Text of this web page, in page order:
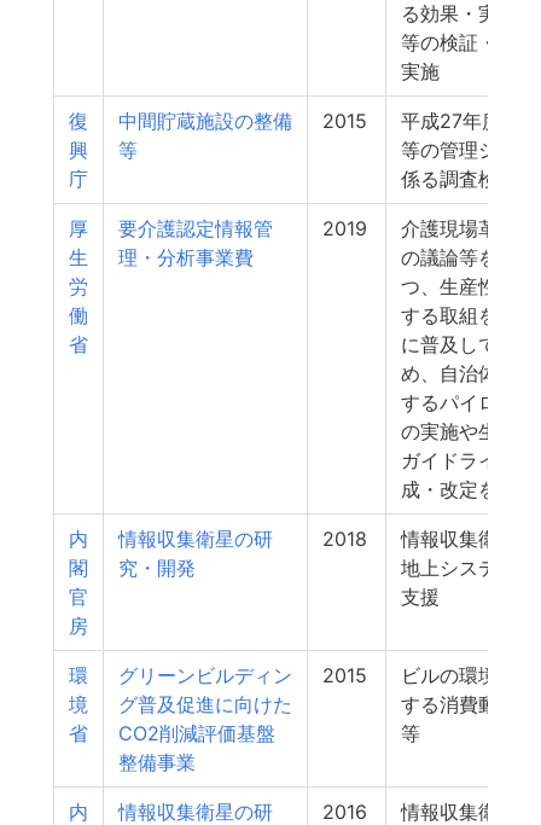
る効果・実現
等の検証・評価
実施
復
興
庁
中間貯蔵施設の整備
等
2015
平成27年度除
等の管理システ
係る調査検討業
厚
生
労
働
省
要介護認定情報管
理・分析事業費
2019
介護現場革新会
の議論等を踏ま
つ、生産性向上
する取組をモデ
に普及していく
め、自治体を単
するパイロット
の実施や生産性
ガイドラインの
成・改定を行う
内
閣
官
房
情報収集衛星の研
究・開発
2018
情報収集衛星に
地上システムの
支援
環
境
省
グリーンビルディン
グ普及促進に向けた
CO2削減評価基盤
整備事業
2015
ビルの環境性
する消費動向を
等
内
情報収集衛星の研
2016
情報収集衛星に